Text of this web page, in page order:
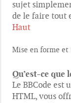
sujet
de le faire tout
Haut
Mise en forme et
Qu’est-ce que
Le BBCode est
HTML, vous